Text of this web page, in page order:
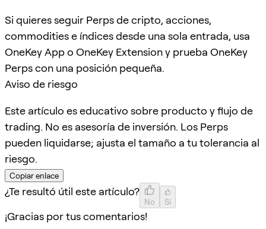
Si quieres seguir Perps de cripto, acciones,
commodities e índices desde una sola entrada, usa
OneKey App o OneKey Extension y prueba OneKey
Perps con una posición pequeña.
Aviso de riesgo
Este artículo es educativo sobre producto y flujo de
trading. No es asesoría de inversión. Los Perps
pueden liquidarse; ajusta el tamaño a tu tolerancia al
riesgo.
Copiar enlace
¿Te resultó útil este artículo?
No Sí
¡Gracias por tus comentarios!